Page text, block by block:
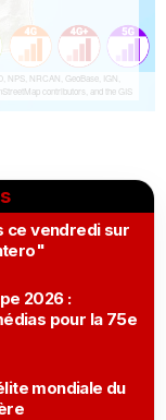
ce vendredi sur
2026 :
pour la 75e
mondiale du